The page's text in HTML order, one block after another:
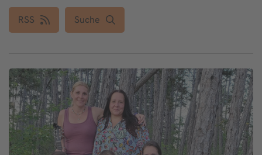
RSS Suche